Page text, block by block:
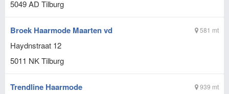
5049 AD Tilburg
581 mt
Broek Haarmode Maarten vd
Haydnstraat 12
5011 NKTilburg
939 mt
Trendline Haarmode